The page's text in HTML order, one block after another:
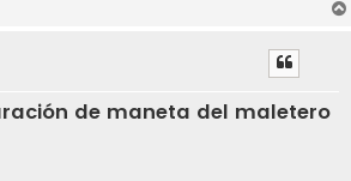
de maneta del maletero